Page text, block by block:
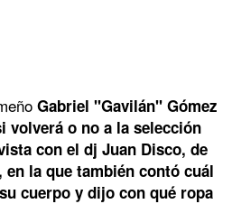
Gabriel "Gavilán" Gómez
volverá o no a la selección
con el dj Juan Disco, de
en la que también contó cuál
cuerpo y dijo con qué ropa